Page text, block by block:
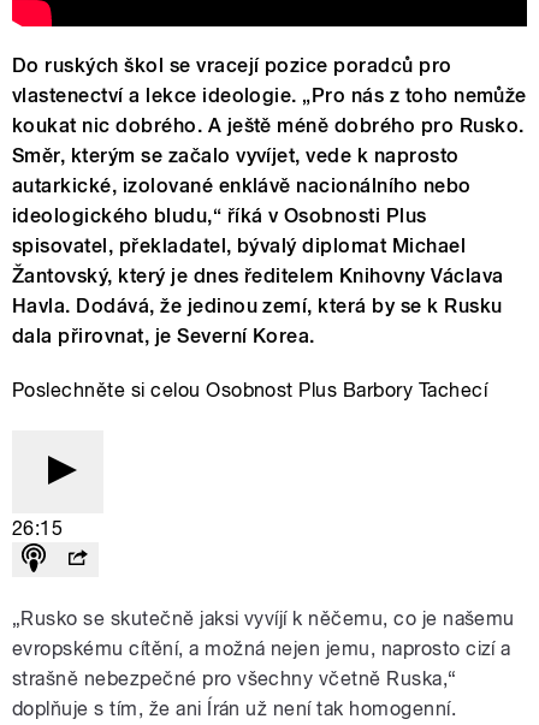
Do ruských škol se vracejí pozice poradců pro
vlastenectví a lekce ideologie. „Pro nás z toho nemůže
koukat nic dobrého. A ještě méně dobrého pro Rusko.
Směr, kterým se začalo vyvíjet, vede k naprosto
autarkické, izolované enklávě nacionálního nebo
ideologického bludu,“ říká v Osobnosti Plus
spisovatel, překladatel, bývalý diplomat Michael
Žantovský, který je dnes ředitelem Knihovny Václava
Havla. Dodává, že jedinou zemí, která by se k Rusku
dala přirovnat, je Severní Korea.
Poslechněte si celou Osobnost Plus Barbory Tachecí
26:15
„Rusko se skutečně jaksi vyvíjí k něčemu, co je našemu
evropskému cítění, a možná nejen jemu, naprosto cizí a
strašně nebezpečné pro všechny včetně Ruska,“
doplňuje s tím, že ani Írán už není tak homogenní.